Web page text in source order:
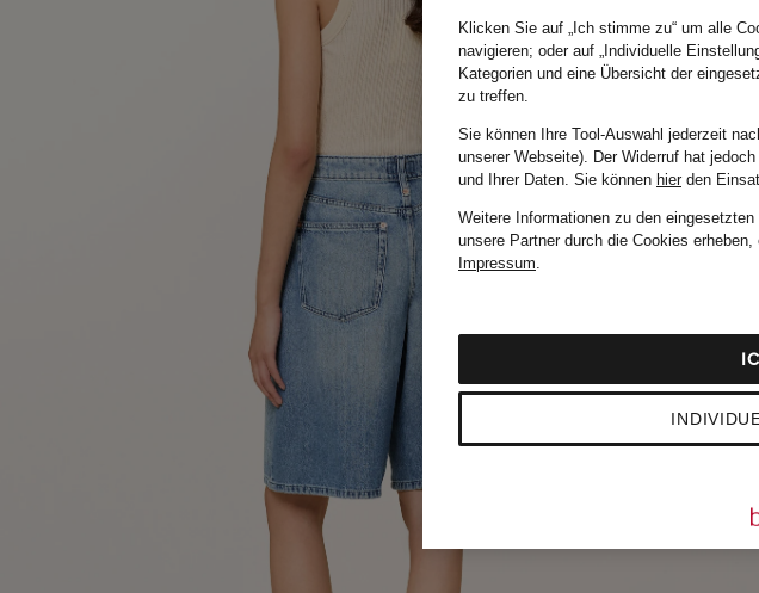
Klicken Sie auf „Ich stimme zu“ um alle
navigieren; oder auf „Individuelle
Kategorien und eine Übersicht der
zu treffen.
Sie können Ihre Tool-Auswahl jederzeit
unserer Webseite). Der Widerruf hat
und Ihrer Daten. Sie können hierden
Weitere Informationen zu den
unsere Partner durch die Cookies
Impressum.